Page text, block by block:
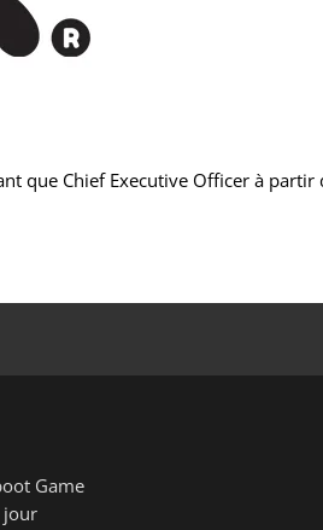
que Chief Executive Officer à
Game
jour